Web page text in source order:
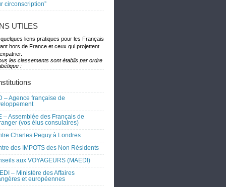
circonscription”
UTILES
quelques liens pratiques pour les Français
hors de France et ceux qui projettent
les classements sont établis par ordre
:
– Agence française de
– Assemblée des Français de
(vos élus consulaires)
Charles Peguy à Londres
des IMPOTS des Non Résidents
aux VOYAGEURS (MAEDI)
– Ministère des Affaires
et européennes